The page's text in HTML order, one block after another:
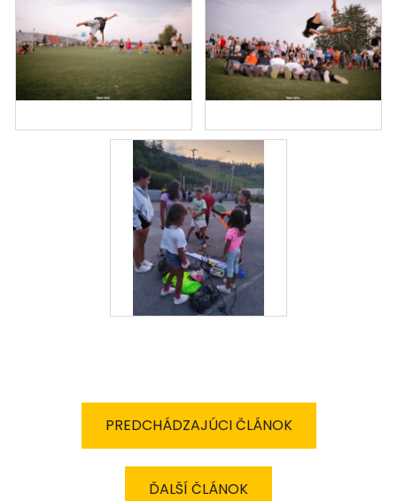
PREDCHÁDZAJÚCI ČLÁNOK
ĎALŠÍ ČLÁNOK